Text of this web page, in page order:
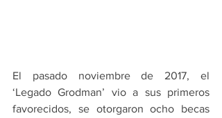
El pasado noviembre de 2017, el
‘Legado Grodman’ vio a sus primeros
favorecidos, se otorgaron ocho becas